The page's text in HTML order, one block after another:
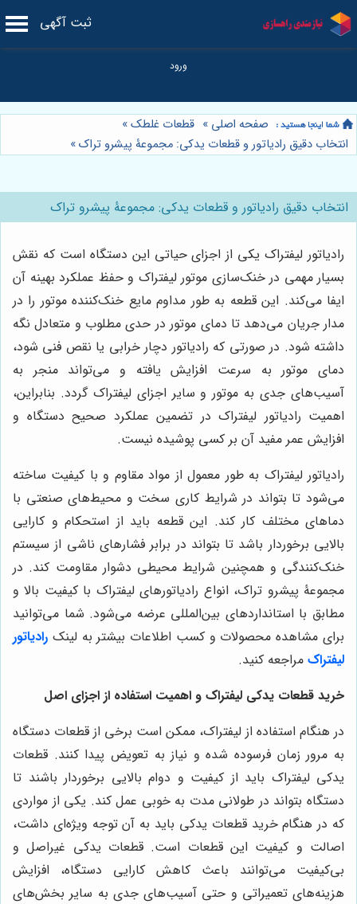
ثبت آگهی
صفحه اصلی » قطعات غلطک»
انتخاب دقیق رادیاتور و قطعات یدکی: مجموعۀ پیشرو تراک»
انتخاب دقیق رادیاتور و قطعات یدکی: مجموعۀ پیشرو تراک
رادیاتور لیفتراک یکی از اجزای حیاتی این دستگاه است که نقش
بسیار مهمی در خنک‌سازی موتور لیفتراک و حفظ عملکرد بهینه آن
ایفا می‌کند. این قطعه به طور مداوم مایع خنک‌کننده موتور را در
مدار جریان می‌دهد تا دمای موتور در حدی مطلوب و متعادل نگه
داشته شود. در صورتی که رادیاتور دچار خرابی یا نقص فنی شود،
دمای موتور به سرعت افزایش یافته و می‌تواند منجر به
آسیب‌های جدی به موتور و سایر اجزای لیفتراک گردد. بنابراین،
اهمیت رادیاتور لیفتراک در تضمین عملکرد صحیح دستگاه و
افزایش عمر مفید آن بر کسی پوشیده نیست.
رادیاتور لیفتراک به طور معمول از مواد مقاوم و با کیفیت ساخته
می‌شود تا بتواند در شرایط کاری سخت و محیط‌های صنعتی با
دماهای مختلف کار کند. این قطعه باید از استحکام و کارایی
بالایی برخوردار باشد تا بتواند در برابر فشارهای ناشی از سیستم
خنک‌کنندگی و همچنین شرایط محیطی دشوار مقاومت کند. در
مجموعۀ پیشرو تراک، انواع رادیاتورهای لیفتراک با کیفیت بالا و
مطابق با استانداردهای بین‌المللی عرضه می‌شود. شما می‌توانید
برای مشاهده محصولات و کسب اطلاعات بیشتر به لینک رادیاتور
لیفتراک مراجعه کنید.
خرید قطعات یدکی لیفتراک و اهمیت استفاده از اجزای اصل
در هنگام استفاده از لیفتراک، ممکن است برخی از قطعات دستگاه
به مرور زمان فرسوده شده و نیاز به تعویض پیدا کنند. قطعات
یدکی لیفتراک باید از کیفیت و دوام بالایی برخوردار باشند تا
دستگاه بتواند در طولانی مدت به خوبی عمل کند. یکی از مواردی
که در هنگام خرید قطعات یدکی باید به آن توجه ویژه‌ای داشت،
اصالت و کیفیت این قطعات است. قطعات یدکی غیراصل و
بی‌کیفیت می‌توانند باعث کاهش کارایی دستگاه، افزایش
هزینه‌های تعمیراتی و حتی آسیب‌های جدی به سایر بخش‌های